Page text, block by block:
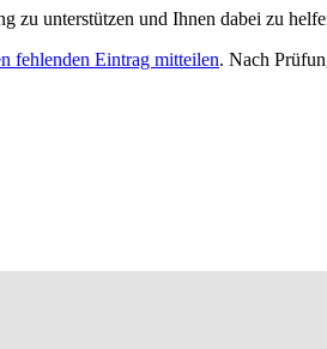
unterstützen und Ihnen dabei zu
fehlenden Eintrag mitteilen. Nach